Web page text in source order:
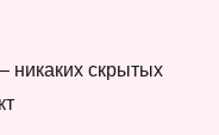
никаких скрытых